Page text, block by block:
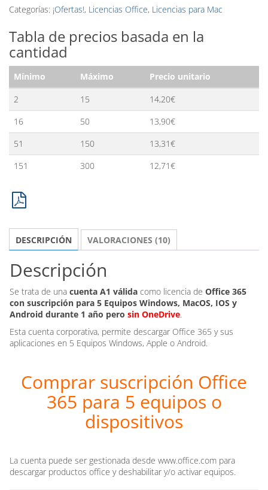
1
5
PC/Mac
(Sin
Onedrive)
cantidad
Categorías: ¡Ofertas!, Licencias Office, Licencias para Mac
Tabla de precios basada en la
cantidad
Mínimo Máximo
Precio unitario
2
15 14,20€
16
50 13,90€
51
150 13,31€
151
300 12,71€
DESCRIPCIÓN VALORACIONES (10)
Descripción
Se trata de una cuenta A1 válida como licencia de Office 365
con suscripción para 5 Equipos Windows, MacOS, IOS y
Android durante 1 año pero sin OneDrive.
Esta cuenta corporativa, permite descargar Office 365 y sus
aplicaciones en 5 Equipos Windows, Apple o Android.
Comprar suscripción Office
365 para 5 equipos o
dispositivos
La cuenta puede ser gestionada desde www.office.com para
descargar productos office y deshabilitar y/o activar equipos.